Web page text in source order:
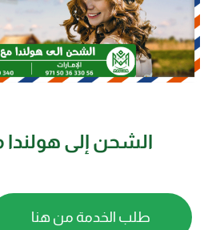
الشحن إلى
طلب الخدمة من هنا